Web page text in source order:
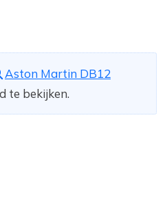
Aston Martin DB12
te bekijken.